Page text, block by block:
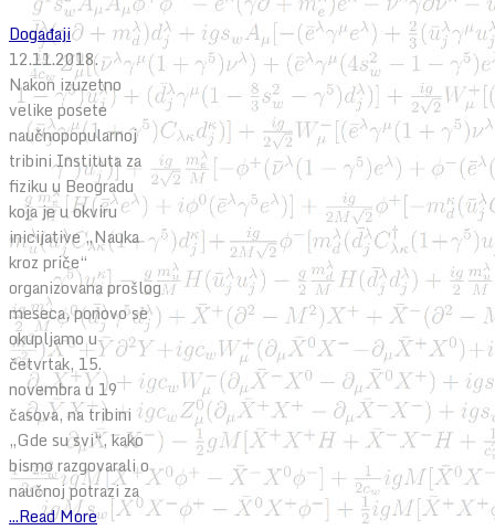
Događaji
12.11.2018.
Nakon izuzetno
velike posete
naučnopopularnoj
tribini Instituta za
fiziku u Beogradu
koja je u okviru
inicijative „Nauka
kroz priče“
organizovana prošlog
meseca, ponovo se
okupljamo u
četvrtak, 15.
novembra u 19
časova, na tribini
„Gde su svi“, kako
bismo razgovarali o
naučnoj potrazi za
...Read More